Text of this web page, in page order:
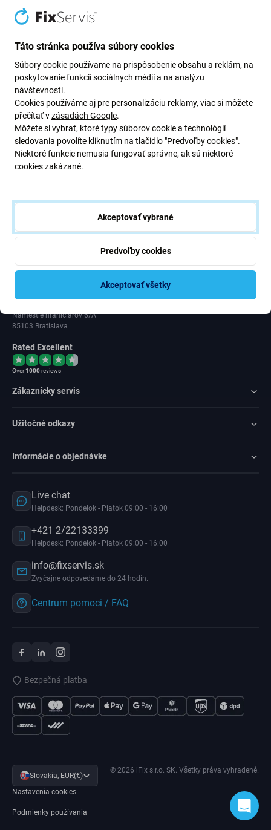
Prihláste sa na odber newslettera ohľadom zliav a noviniek z našej
ponuky.
Odoslaním tohto formulára potvrdzujem, že mám viac ako 16
rokov.
Odoberať
Súhlasím s odberom noviniek
ID: 47 019 948
Námestie hraničiarov 6/A
85103 Bratislava
Rated Excellent
Over1000reviews
Zákaznícky servis
Užitočné odkazy
Informácie o objednávke
Live chat
Helpdesk: Pondelok - Piatok 09:00 - 16:00
+421 2/22133399
Helpdesk: Pondelok - Piatok 09:00 - 16:00
info@fixservis.sk
Zvyčajne odpovedáme do 24 hodín.
Centrum pomoci / FAQ
Bezpečná platba
Slovakia, EUR(€)
Nastavenia cookies
Podmienky používania
© 2026 iFix s.r.o. SK. Všetky práva vyhradené.
Táto stránka používa súbory cookies
Súbory cookie používame na prispôsobenie obsahu a reklám, na
poskytovanie funkcií sociálnych médií a na analýzu
návštevnosti.
Cookies používáme aj pre personalizáciu reklamy, viac si môžete
přečítať vzásadách Google.
Môžete si vybrať, ktoré typy súborov cookie a technológií
sledovania povolíte kliknutím na tlačidlo "Predvoľby cookies".
Niektoré funkcie nemusia fungovať správne, ak sú niektoré
cookies zakázané.
Akceptovať vybrané
Predvoľby cookies
Akceptovať všetky